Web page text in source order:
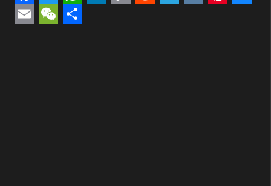
Facebook
TwitterWhatsApp